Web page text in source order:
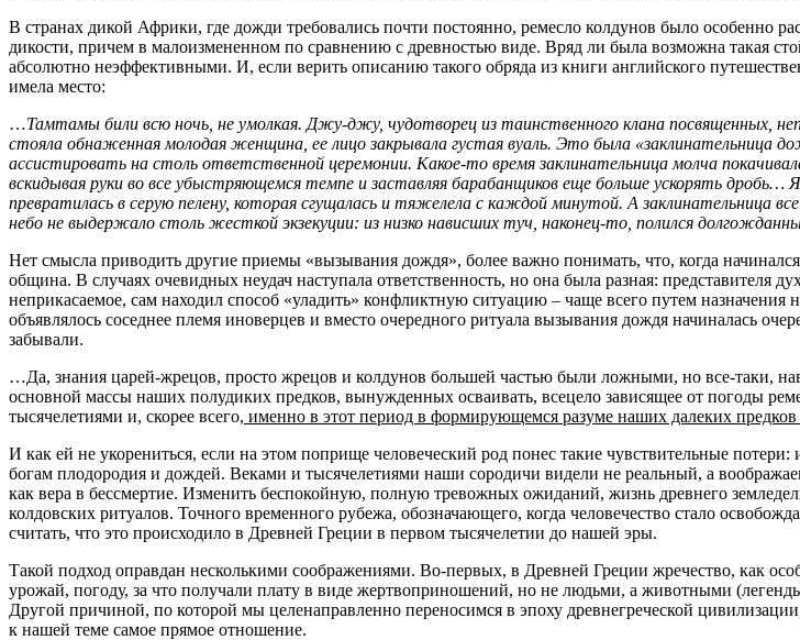
В странах дикой Африки, где дожди требовались почти постоянно, ремесло колдунов было особенно
дикости, причем в малоизмененном по сравнению с древностью виде. Вряд ли была возможна такая
абсолютно неэффективными. И, если верить описанию такого обряда из книги английского
имела место:
…Тамтамы били всю ночь, не умолкая. Джу-джу, чудотворец из таинственного клана посвященных,
стояла обнаженная молодая женщина, ее лицо закрывала густая вуаль. Это была «заклинательница
ассистировать на столь ответственной церемонии. Какое-то время заклинательница молча
вскидывая руки во все убыстряющемся темпе и заставляя барабанщиков еще больше ускорять дробь…
превратилась в серую пелену, которая сгущалась и тяжелела с каждой минутой. А заклинательница
небо не выдержало столь жесткой экзекуции: из низко нависших туч, наконец-то, полился
Нет смысла приводить другие приемы «вызывания дождя», более важно понимать, что, когда
община. В случаях очевидных неудач наступала ответственность, но она была разная: представителя
неприкасаемое, сам находил способ «уладить» конфликтную ситуацию ‒ чаще всего путем
объявлялось соседнее племя иноверцев и вместо очередного ритуала вызывания дождя начиналась
забывали.
…Да, знания царей-жрецов, просто жрецов и колдунов большей частью были ложными, но все-таки,
основной массы наших полудиких предков, вынужденных осваивать, всецело зависящее от погоды
тысячелетиями и, скорее всего, именно в этот период в формирующемся разуме наших далеких
И как ей не укорениться, если на этом поприще человеческий род понес такие чувствительные
богам плодородия и дождей. Веками и тысячелетиями наши сородичи видели не реальный, а
как вера в бессмертие. Изменить беспокойную, полную тревожных ожиданий, жизнь древнего
колдовских ритуалов. Точного временного рубежа, обозначающего, когда человечество стало
считать, что это происходило в Древней Греции в первом тысячелетии до нашей эры.
Такой подход оправдан несколькими соображениями. Во-первых, в Древней Греции жречество, как
урожай, погоду, за что получали плату в виде жертвоприношений, но не людьми, а животными
Другой причиной, по которой мы целенаправленно переносимся в эпоху древнегреческой
к нашей теме самое прямое отношение.